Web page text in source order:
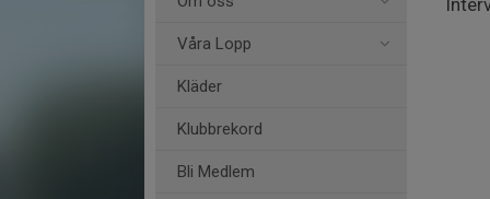
Våra Lopp
Kläder
Klubbrekord
Bli Medlem